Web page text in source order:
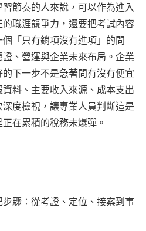
節奏的人來說，可以作為進入
職涯競爭力，還要把考試內容
「只有銷項沒有進項」的問
、營運與企業未來布局。企業
下一步不是急著問有沒有便宜
料、主要收入來源、成本支出
度檢視，讓專業人員判斷這是
在累積的稅務未爆彈。
驟：從考證、定位、接案到事